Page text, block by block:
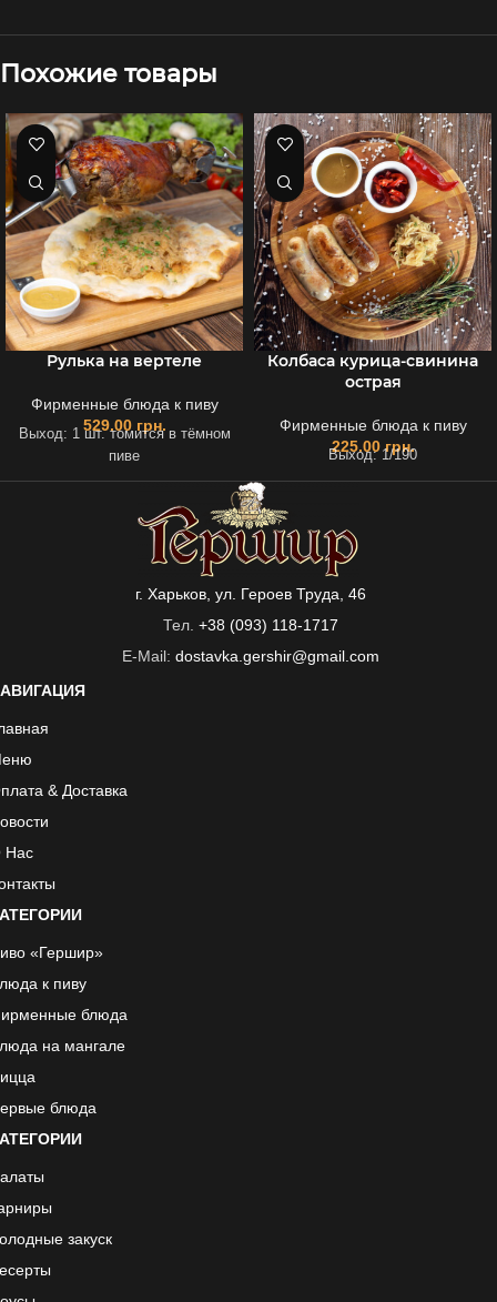
Похожие товары
Рулька на вертеле
Фирменные блюда к пиву
529.00 грн.
Выход: 1 шт. томится в тёмном
пиве
Колбаса курица-свинина
острая
Фирменные блюда к пиву
225.00грн.
Выход: 1/190
г. Харьков, ул. Героев Труда, 46
Тел. +38 (093) 118-1717
E-Mail: dostavka.gershir@gmail.com
& Доставка
Нас
«Гершир»
к пиву
блюда
на мангале
блюда
закуск